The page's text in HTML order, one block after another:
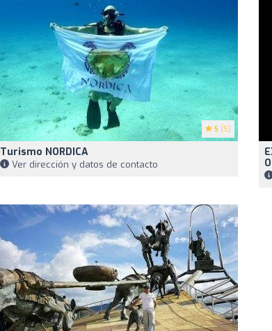
5 (5)
Turismo NORDICA
Ver dirección y datos de contacto